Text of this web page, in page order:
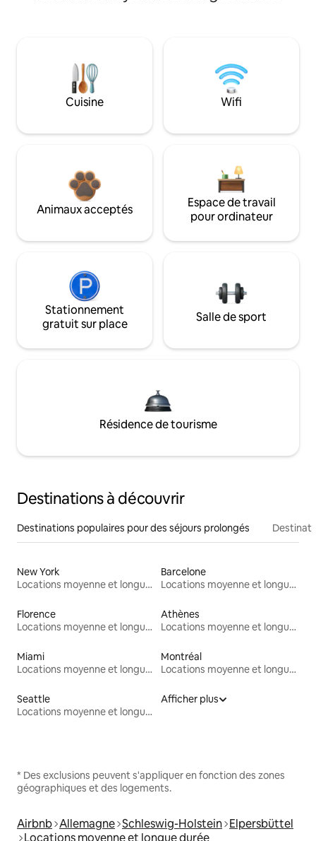
Cuisine Wifi
Animaux acceptés
Espace de travail
pour ordinateur
Stationnement
gratuit sur place
Salle de sport
Résidence de tourisme
Destinations à découvrir
Destinations populaires pour des séjours prolongés
New York
Locations moyenne et longue durée
Barcelone
Locations moyenne et longue durée
Florence
Locations moyenne et longue durée
Athènes
Locations moyenne et longue durée
Miami
Locations moyenne et longue durée
Montréal
Locations moyenne et longue durée
Seattle
Locations moyenne et longue durée
Afficher plus
* Des exclusions peuvent s'appliquer en fonction des zones
géographiques et des logements.
Airbnb Allemagne Schleswig-Holstein Elpersbüttel
Locations moyenne et longue durée